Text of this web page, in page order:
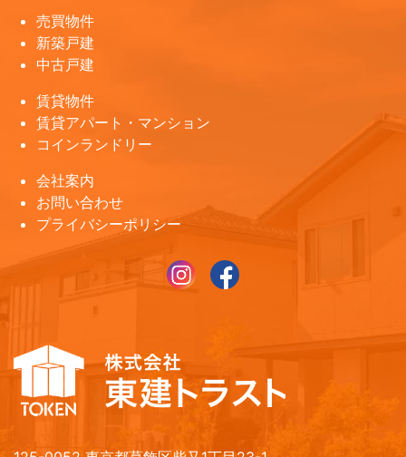
売買物件
新築戸建
中古戸建
賃貸物件
賃貸アパート・マンション
コインランドリー
会社案内
お問い合わせ
プライバシーポリシー